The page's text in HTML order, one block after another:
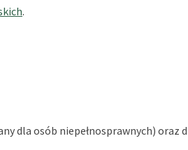
.
dla osób niepełnosprawnych)